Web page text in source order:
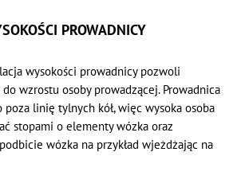
PROWADNICY
wysokości prowadnicy pozwoli
wzrostu osoby prowadzącej. Prowadnica
poza linię tylnych kół, więc wysoka osoba
stopami o elementy wózka oraz
wózka na przykład wjeżdżając na